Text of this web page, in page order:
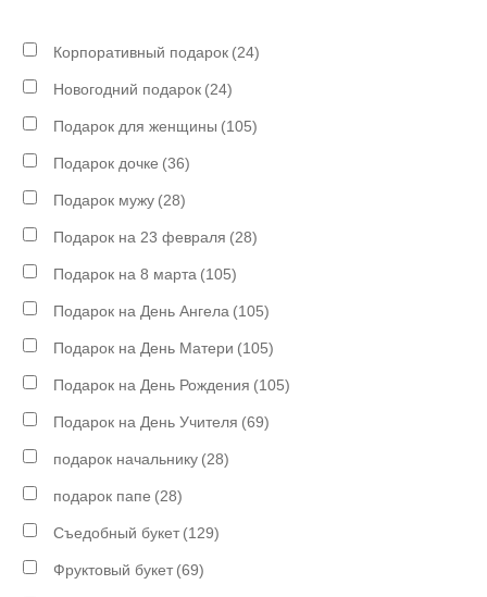
Корпоративный подарок (24)
Новогодний подарок (24)
Подарок для женщины (105)
Подарок дочке (36)
Подарок мужу (28)
Подарок на 23 февраля (28)
Подарок на 8 марта (105)
Подарок на День Ангела (105)
Подарок на День Матери (105)
Подарок на День Рождения (105)
Подарок на День Учителя (69)
подарок начальнику (28)
подарок папе (28)
Съедобный букет (129)
Фруктовый букет (69)